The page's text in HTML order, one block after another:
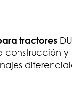
tractores
construcción